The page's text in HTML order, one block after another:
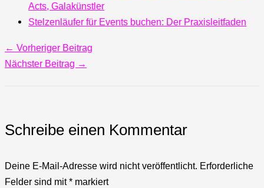
Acts, Galakünstler
Stelzenläufer für Events buchen: Der Praxisleitfaden
← Vorheriger Beitrag
Nächster Beitrag →
Schreibe einen Kommentar
Deine E-Mail-Adresse wird nicht veröffentlicht. Erforderliche
Felder sind mit* markiert